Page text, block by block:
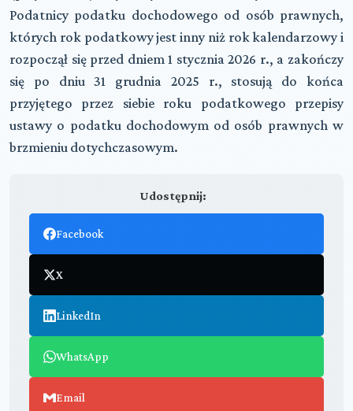
Podatnicy podatku dochodowego od osób prawnych,
których rok podatkowy jest inny niż rok kalendarzowy i
rozpoczął się przed dniem 1 stycznia 2026 r., a zakończy
się po dniu 31 grudnia 2025 r., stosują do końca
przyjętego przez siebie roku podatkowego przepisy
ustawy o podatku dochodowym od osób prawnych w
brzmieniu dotychczasowym.
Udostępnij:
Facebook
X
LinkedIn
WhatsApp
Email